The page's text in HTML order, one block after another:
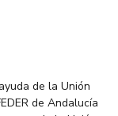
de la Unión
de Andalucía